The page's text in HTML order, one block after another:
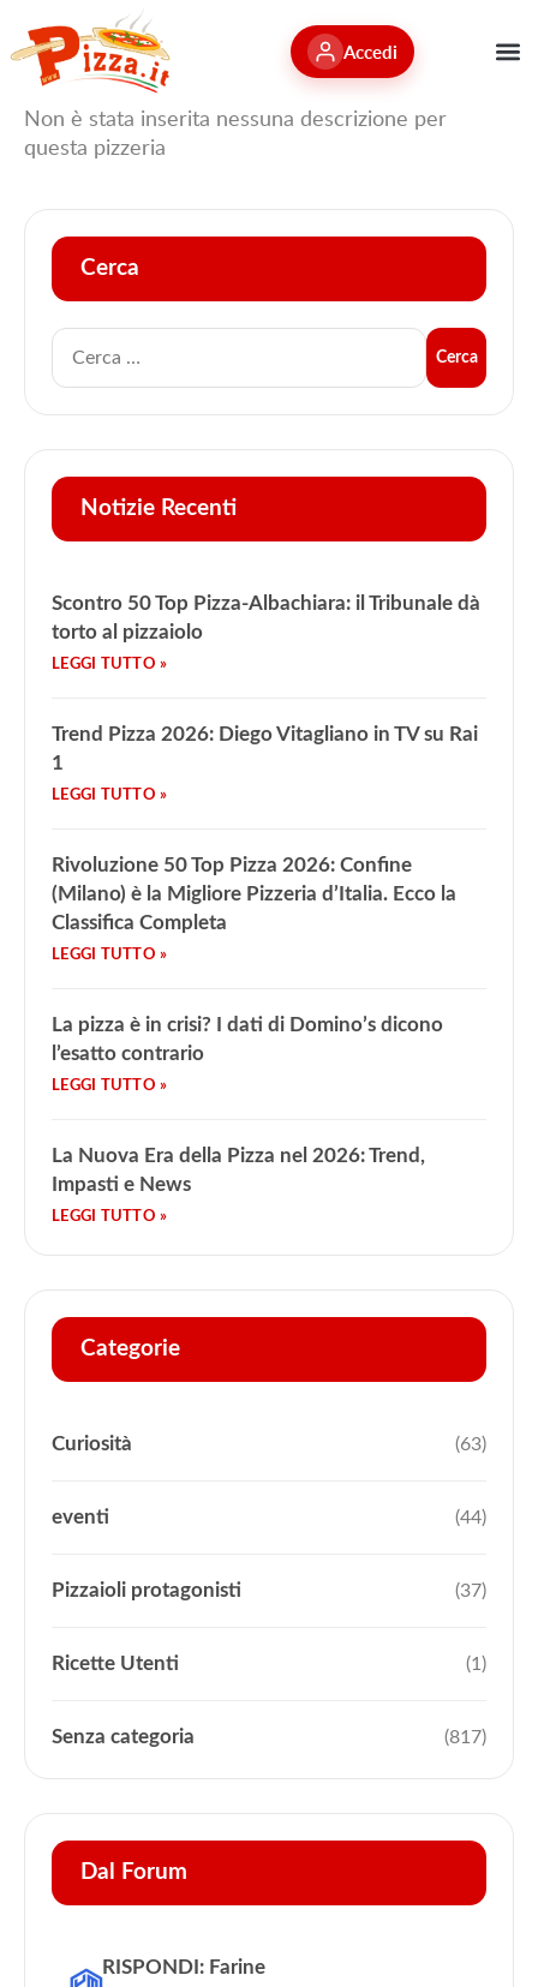
Accedi
Non è stata inserita nessuna descrizione per
questa pizzeria
Cerca
Notizie Recenti
Scontro 50 Top Pizza-Albachiara: il Tribunale dà
torto al pizzaiolo
Trend Pizza 2026: Diego Vitagliano in TV su Rai
1
Rivoluzione 50 Top Pizza 2026: Confine
(Milano) è la Migliore Pizzeria d’Italia. Ecco la
Classifica Completa
La pizza è in crisi? I dati di Domino’s dicono
l’esatto contrario
La Nuova Era della Pizza nel 2026: Trend,
Impasti e News
Categorie
Curiosità (63)
eventi (44)
Pizzaioli protagonisti (37)
Ricette Utenti (1)
Senza categoria (817)
Dal Forum
RISPONDI: Farine